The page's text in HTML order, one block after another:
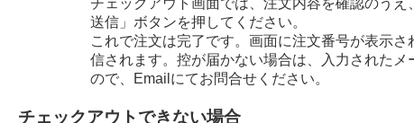
送信」ボタンを押してください。
これで注文は完了です。画面に注文番号が表示
信されます。控が届かない場合は、入力された
ので、Emailにてお問合せください。
チェックアウトできない場合